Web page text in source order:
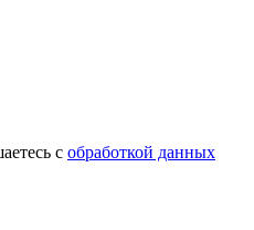
с обработкой данных